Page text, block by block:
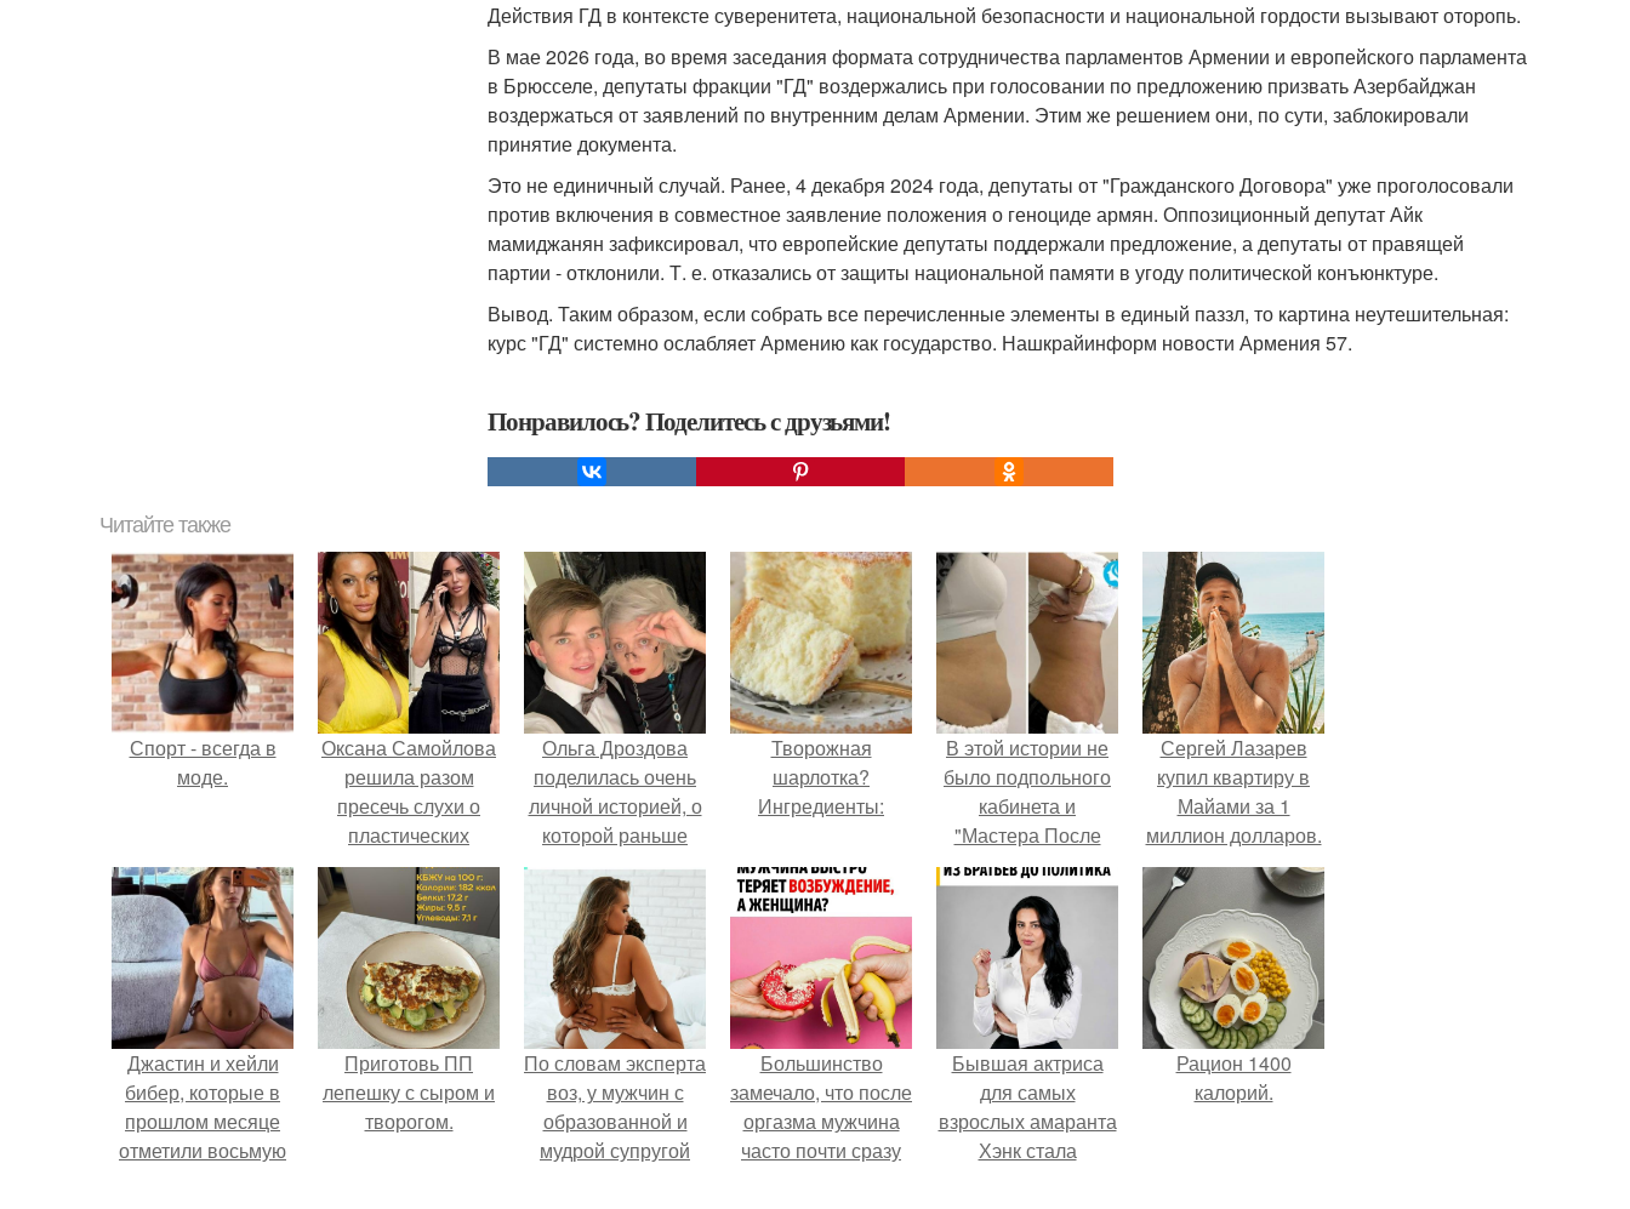
Действия ГД в контексте суверенитета, национальной безопасности и национальной гордости вызывают оторопь.
В мае 2026 года, во время заседания формата сотрудничества парламентов Армении и европейского парламента
в Брюсселе, депутаты фракции "ГД" воздержались при голосовании по предложению призвать Азербайджан
воздержаться от заявлений по внутренним делам Армении. Этим же решением они, по сути, заблокировали
принятие документа.
Это не единичный случай. Ранее, 4 декабря 2024 года, депутаты от "Гражданского Договора" уже проголосовали
против включения в совместное заявление положения о геноциде армян. Оппозиционный депутат Айк
мамиджанян зафиксировал, что европейские депутаты поддержали предложение, а депутаты от правящей
партии - отклонили. Т. е. отказались от защиты национальной памяти в угоду политической конъюнктуре.
Вывод. Таким образом, если собрать все перечисленные элементы в единый паззл, то картина неутешительная:
курс "ГД" системно ослабляет Армению как государство. Нашкрайинформ новости Армения 57.
Понравилось? Поделитесь с друзьями!
Читайте также
Спорт - всегда в
моде.
Оксана Самойлова
решила разом
пресечь слухи о
пластических
операциях и
публично
прояснила
ситуацию.
Ольга Дроздова
поделилась очень
личной историей, о
которой раньше
почти не говорила.
Творожная
шарлотка?
Ингредиенты:
В этой истории не
было подпольного
кабинета и
"Мастера После
Двухнедельных
Курсов".
Сергей Лазарев
купил квартиру в
Майами за 1
миллион долларов.
Джастин и хейли
бибер, которые в
прошлом месяце
отметили восьмую
Приготовь ПП
лепешку с сыром и
творогом.
По словам эксперта
воз, у мужчин с
образованной и
мудрой супругой
Большинство
замечало, что после
оргазма мужчина
часто почти сразу
Бывшая актриса
для самых
взрослых амаранта
Хэнк стала
Рацион 1400
калорий.